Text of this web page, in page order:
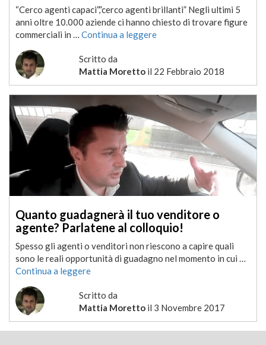
“Cerco agenti capaci”,”cerco agenti brillanti” Negli ultimi 5
anni oltre 10.000 aziende ci hanno chiesto di trovare figure
commerciali in … Continua a leggere
Scritto da
Mattia Morettoil 22 Febbraio 2018
Quanto guadagnerà il tuo venditore o
agente? Parlatene al colloquio!
Spesso gli agenti o venditori non riescono a capire quali
sono le reali opportunità di guadagno nel momento in cui …
Continua a leggere
Scritto da
Mattia Morettoil 3 Novembre 2017